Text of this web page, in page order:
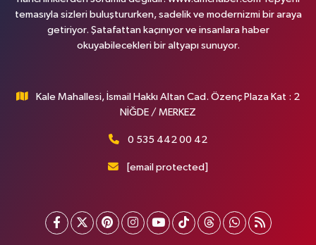
temasıyla sizleri buluştururken, sadelik ve modernizmi bir araya
getiriyor. Şatafattan kaçınıyor ve insanlara haber
okuyabilecekleri bir altyapı sunuyor.
Kale Mahallesi, İsmail Hakkı Altan Cad. Özenç Plaza Kat : 2
NİĞDE / MERKEZ
0 535 442 00 42
[email protected]